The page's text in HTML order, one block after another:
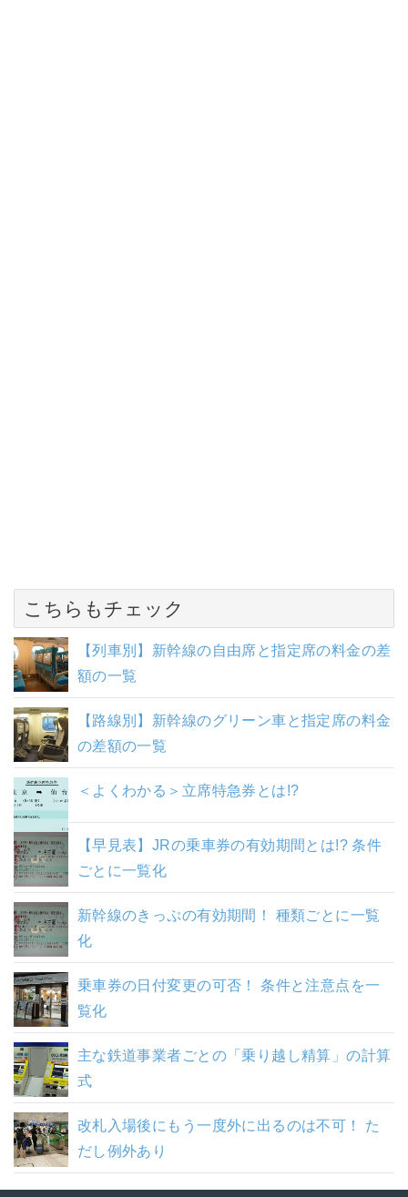
こちらもチェック
【列車別】新幹線の自由席と指定席の料金の差
額の一覧
【路線別】新幹線のグリーン車と指定席の料金
の差額の一覧
＜よくわかる＞立席特急券とは!?
【早見表】JRの乗車券の有効期間とは!? 条件
ごとに一覧化
新幹線のきっぷの有効期間！ 種類ごとに一覧
化
乗車券の日付変更の可否！ 条件と注意点を一
覧化
主な鉄道事業者ごとの「乗り越し精算」の計算
式
改札入場後にもう一度外に出るのは不可！ た
だし例外あり